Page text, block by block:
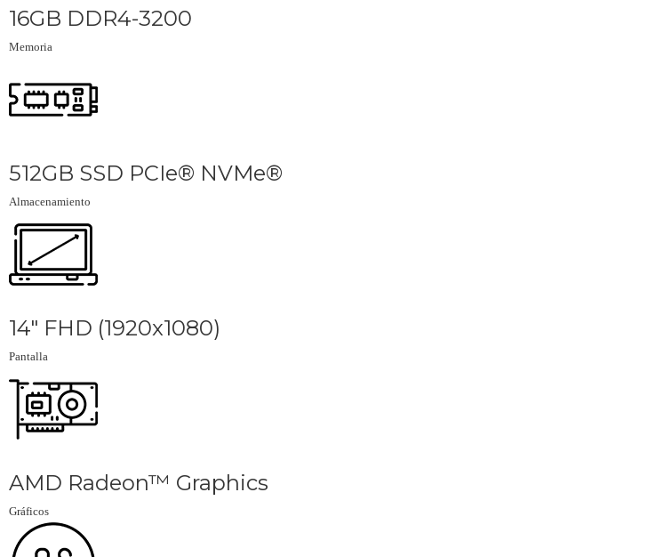
16GB DDR4-3200
Memoria
512GB SSD PCIe® NVMe®
Almacenamiento
14" FHD (1920x1080)
Pantalla
AMD Radeon™ Graphics
Gráficos